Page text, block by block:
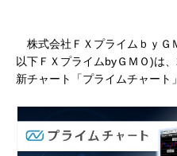
株式会社ＦＸプライムｂｙＧ
以下ＦＸプライムbyＧＭＯ)は
新チャート「プライムチャート